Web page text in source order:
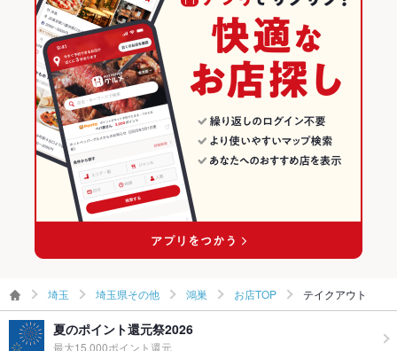
埼玉 × パスタ・ピザ
埼玉のパスタ・ピザランキング
埼玉県その他のグルメランキング
埼玉県その他のイタリアン・フレンチランキング
鴻巣のグルメランキング
埼玉 埼玉県その他 鴻巣 お店TOP テイクアウト
夏のポイント還元祭2026
最大15,000ポイント還元